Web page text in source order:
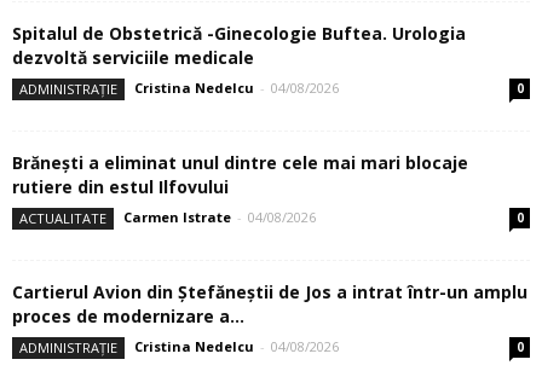
Spitalul de Obstetrică -Ginecologie Buftea. Urologia
dezvoltă serviciile medicale
ADMINISTRAȚIE Cristina Nedelcu - 04/08/2026 0
Brănești a eliminat unul dintre cele mai mari blocaje
rutiere din estul Ilfovului
ACTUALITATE Carmen Istrate - 04/08/2026 0
Cartierul Avion din Ştefăneştii de Jos a intrat într-un amplu
proces de modernizare a...
ADMINISTRAȚIE Cristina Nedelcu - 04/08/2026 0